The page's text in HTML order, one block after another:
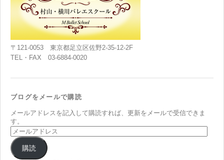
〒121-0053 東京都足立区佐野2-35-12-2F
TEL・FAX 03-6884-0020
ブログをメールで購読
メールアドレスを記入して購読すれば、更新をメールで受信できま
す。
メ
ー
ル
ア
購読